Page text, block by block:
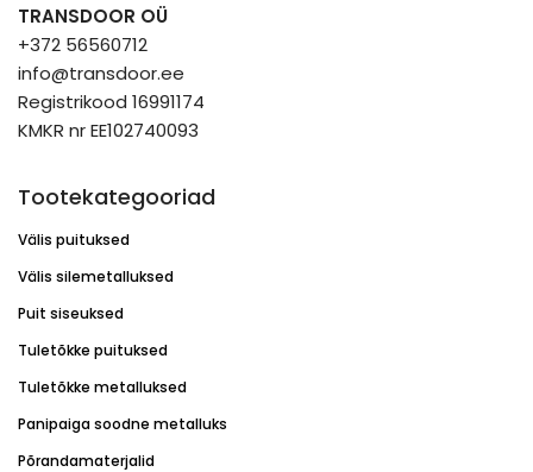
TRANSDOOR OÜ
+372 56560712
info@transdoor.ee
Registrikood 16991174
KMKR nr EE102740093
Tootekategooriad
Välis puituksed
Välis silemetalluksed
Puit siseuksed
Tuletõkke puituksed
Tuletõkke metalluksed
Panipaiga soodne metalluks
Põrandamaterjalid